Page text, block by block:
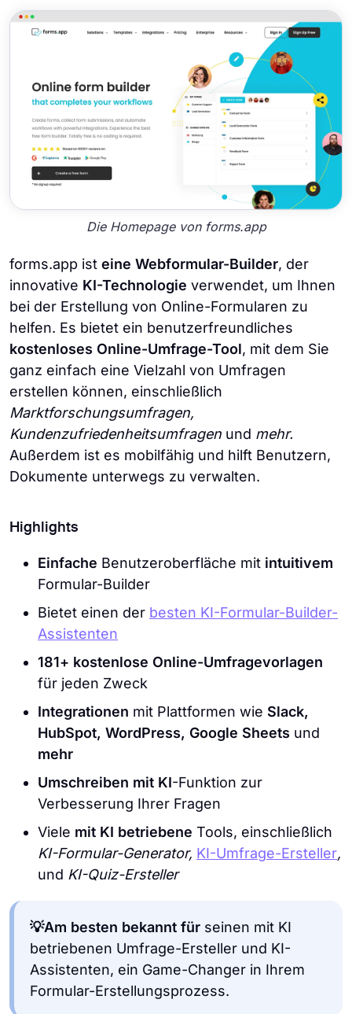
Die Homepage von forms.app
forms.app ist eine Webformular-Builder, der
innovative KI-Technologie verwendet, um Ihnen
bei der Erstellung von Online-Formularen zu
helfen. Es bietet ein benutzerfreundliches
kostenloses Online-Umfrage-Tool, mit dem Sie
ganz einfach eine Vielzahl von Umfragen
erstellen können, einschließlich
Marktforschungsumfragen,
Kundenzufriedenheitsumfragen und mehr.
Außerdem ist es mobilfähig und hilft Benutzern,
Dokumente unterwegs zu verwalten.
Highlights
Einfache Benutzeroberfläche mit intuitivem
Formular-Builder
Bietet einen der besten KI-Formular-Builder-
Assistenten
181+ kostenlose Online-Umfragevorlagen
für jeden Zweck
Integrationen mit Plattformen wie Slack,
HubSpot, WordPress, Google Sheets und
mehr
Umschreiben mit KI-Funktion zur
Verbesserung Ihrer Fragen
Viele mit KI betriebene Tools, einschließlich
KI-Formular-Generator, KI-Umfrage-Ersteller,
und KI-Quiz-Ersteller
💡Am besten bekannt für seinen mit KI
betriebenen Umfrage-Ersteller und KI-
Assistenten, ein Game-Changer in Ihrem
Formular-Erstellungsprozess.